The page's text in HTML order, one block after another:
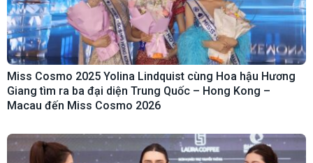
Miss Cosmo 2025 Yolina Lindquist cùng Hoa hậu Hương
Giang tìm ra ba đại diện Trung Quốc – Hong Kong –
Macau đến Miss Cosmo 2026